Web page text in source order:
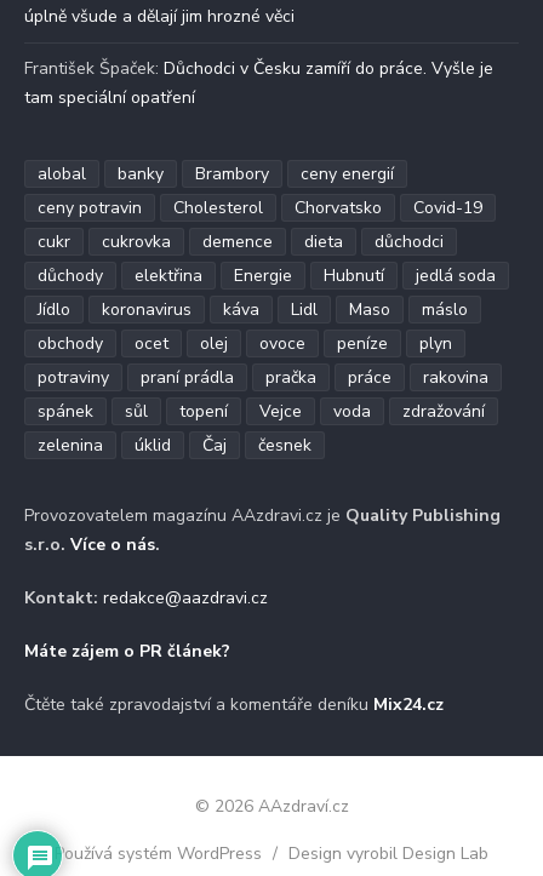
úplně všude a dělají jim hrozné věci
František Špaček: Důchodci v Česku zamíří do práce. Vyšle je
tam speciální opatření
alobal banky Brambory
ceny energií
ceny potravin
Cholesterol Chorvatsko
Covid-19
cukr
cukrovka demence dieta
důchodci
důchody
elektřina Energie Hubnutí
jedlá soda
Jídlo
koronavirus káva Lidl Maso
máslo
obchody
ocet olej ovoce peníze
plyn
potraviny
praní prádla pračka práce
rakovina
spánek
sůl topení Vejce voda
zdražování
zelenina
úklid Čaj česnek
Provozovatelem magazínu AAzdravi.cz je Quality Publishing
s.r.o. Více o nás.
Kontakt: redakce@aazdravi.cz
Máte zájem o PR článek?
Čtěte také zpravodajství a komentáře deníku Mix24.cz
© 2026 AAzdraví.cz
Používá systém WordPress / Design vyrobil Design Lab